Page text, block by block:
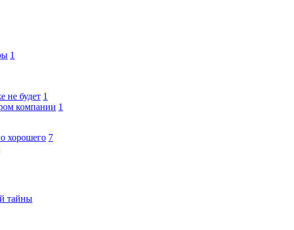
1
не будет 1
компании 1
хорошего 7
тайны